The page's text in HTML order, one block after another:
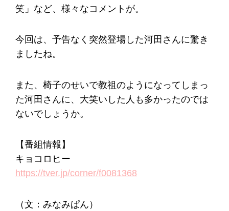
笑」など、様々なコメントが。
今回は、予告なく突然登場した河田さんに驚き
ましたね。
また、椅子のせいで教祖のようになってしまっ
た河田さんに、大笑いした人も多かったのでは
ないでしょうか。
【番組情報】
キョコロヒー
https://tver.jp/corner/f0081368
（文：みなみぱん）